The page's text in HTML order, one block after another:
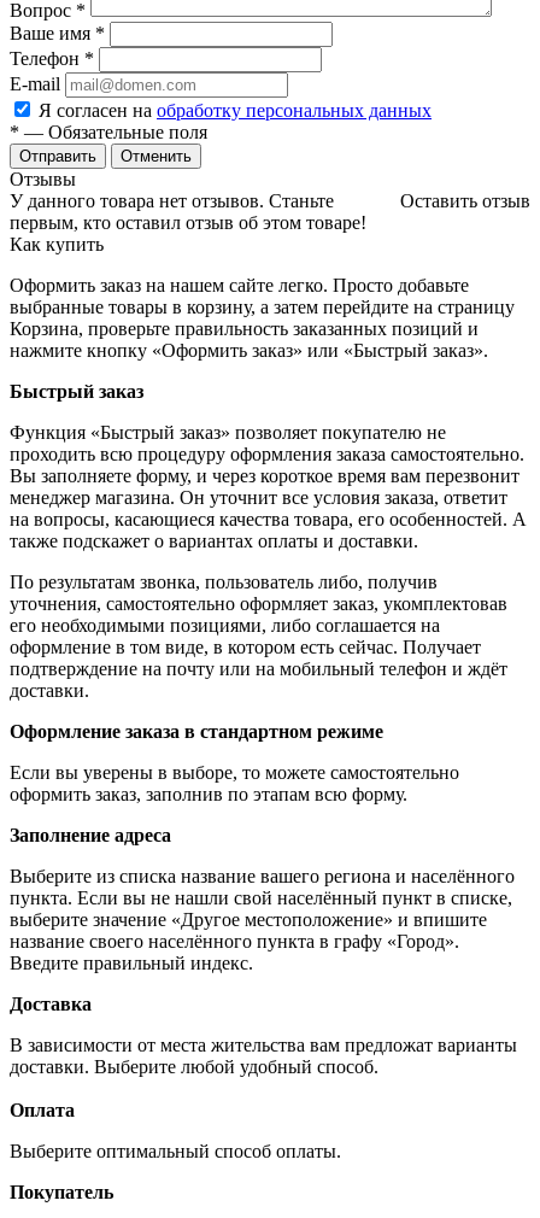
Вопрос *
Ваше имя *
Телефон *
E-mail
Я согласен на обработку персональных данных
* — Обязательные поля
Отменить
Отзывы
Оставить отзыв
У данного товара нет отзывов. Станьте
первым, кто оставил отзыв об этом товаре!
Как купить
Оформить заказ на нашем сайте легко. Просто добавьте
выбранные товары в корзину, а затем перейдите на страницу
Корзина, проверьте правильность заказанных позиций и
нажмите кнопку «Оформить заказ» или «Быстрый заказ».
Быстрый заказ
Функция «Быстрый заказ» позволяет покупателю не
проходить всю процедуру оформления заказа самостоятельно.
Вы заполняете форму, и через короткое время вам перезвонит
менеджер магазина. Он уточнит все условия заказа, ответит
на вопросы, касающиеся качества товара, его особенностей. А
также подскажет о вариантах оплаты и доставки.
По результатам звонка, пользователь либо, получив
уточнения, самостоятельно оформляет заказ, укомплектовав
его необходимыми позициями, либо соглашается на
оформление в том виде, в котором есть сейчас. Получает
подтверждение на почту или на мобильный телефон и ждёт
доставки.
Оформление заказа в стандартном режиме
Если вы уверены в выборе, то можете самостоятельно
оформить заказ, заполнив по этапам всю форму.
Заполнение адреса
Выберите из списка название вашего региона и населённого
пункта. Если вы не нашли свой населённый пункт в списке,
выберите значение «Другое местоположение» и впишите
название своего населённого пункта в графу «Город».
Введите правильный индекс.
Доставка
В зависимости от места жительства вам предложат варианты
доставки. Выберите любой удобный способ.
Оплата
Выберите оптимальный способ оплаты.
Покупатель